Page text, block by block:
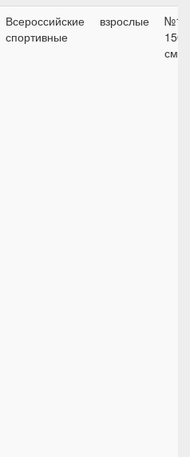
Всероссийские
спортивные
взрослые
150
см